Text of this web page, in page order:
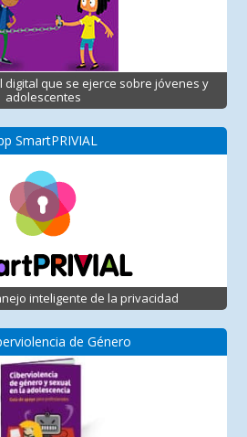
digital que se ejerce sobre jóvenes y
adolescentes
SmartPRIVIAL
inteligente de la privacidad
de Género